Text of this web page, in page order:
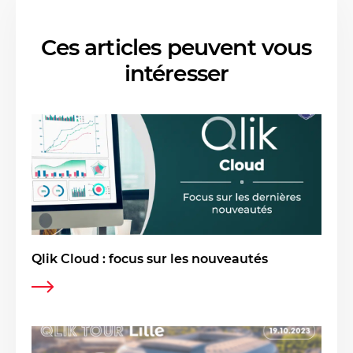
Ces articles peuvent vous
intéresser
Qlik Cloud : focus sur les nouveautés